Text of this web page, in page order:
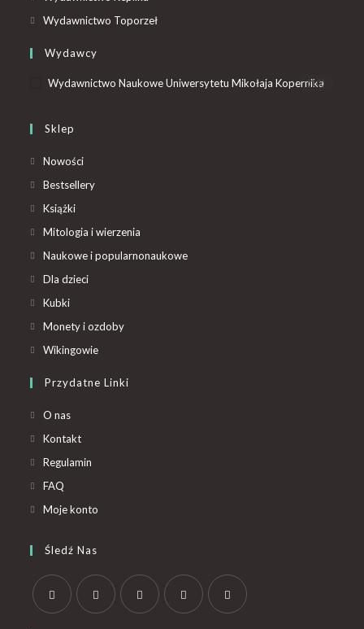
Wydawnictwo Toporzeł
Wydawcy
Wydawnictwo Naukowe Uniwersytetu Mikołaja Kopernika
(10)
Sklep
Nowości
Bestsellery
Książki
Mitologia i wierzenia
Naukowe i popularnonaukowe
Dla dzieci
Kubki
Monety i ozdoby
Wikingowie
Przydatne Linki
O nas
Kontakt
Regulamin
FAQ
Moje konto
Śledź Nas